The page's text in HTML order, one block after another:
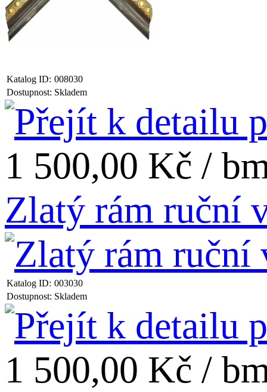
Katalog ID: 008030
Dostupnost: Skladem
1 500,00 Kč /
Zlatý rám ruční
Katalog ID: 003030
Dostupnost: Skladem
1 500,00 Kč /